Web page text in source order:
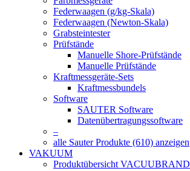
Federwaagen (g/kg-Skala)
Federwaagen (Newton-Skala)
Grabsteintester
Prüfstände
Manuelle Shore-Prüfstände
Manuelle Prüfstände
Kraftmessgeräte-Sets
Kraftmessbundels
Software
SAUTER Software
Datenübertragungssoftware
–
alle Sauter Produkte (610) anzeigen
VAKUUM
Produktübersicht VACUUBRAND